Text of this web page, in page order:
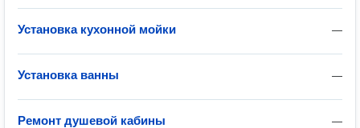
—
Установка кухонной мойки
—
Установка ванны
—
Ремонт душевой кабины